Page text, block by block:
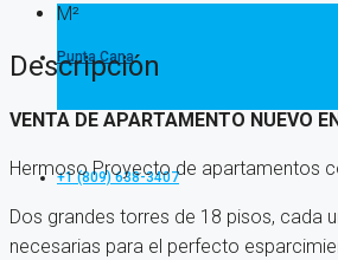
Punta Cana
+1 (809) 638-3407
M²
Descripción
VENTA DE APARTAMENTO NUEVO
Hermoso Proyecto de apartamentos
Dos grandes torres de 18 pisos, cada
necesarias para el perfecto